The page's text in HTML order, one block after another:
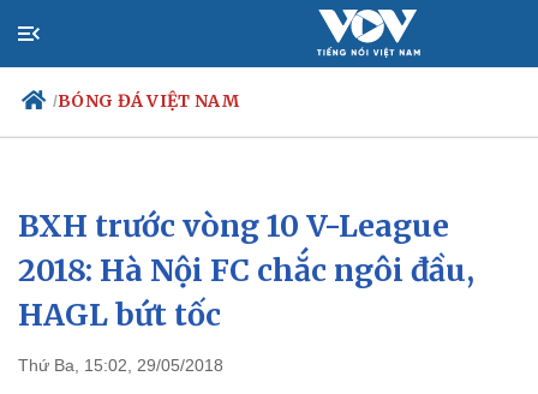
/BÓNG ĐÁ VIỆT NAM
Chính trị
Đảng
Tổ chức nhân sự
Quốc hội
Xã hội
Tin 24h
Dự báo thời tiết
BXH trước vòng 10 V-League
2018: Hà Nội FC chắc ngôi đầu,
HAGL bứt tốc
Thứ Ba, 15:02, 29/05/2018